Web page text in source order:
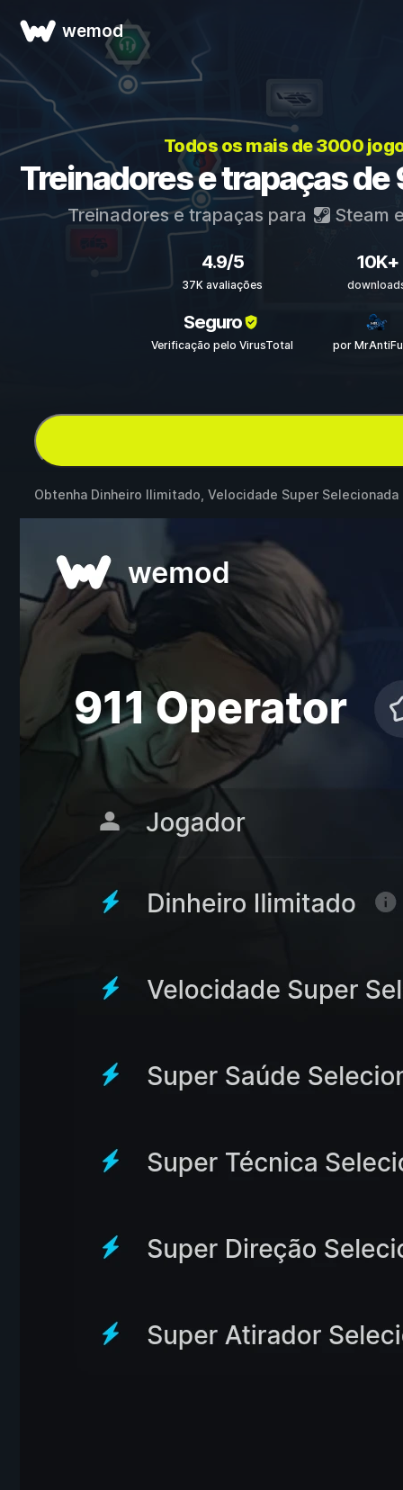
wemod
Todos os mais de 3000
Treinadores e trapaças de
Treinadores e trapaças para Steam
4.9/5
37K avaliações
10K+
Seguro
Verificação pelo VirusTotal por
Obtenha Dinheiro Ilimitado, Velocidade Super